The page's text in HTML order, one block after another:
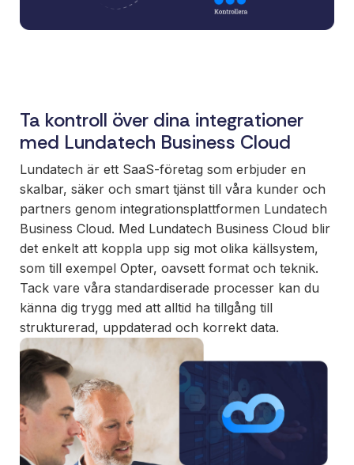
paketera
marknader,
ni äger
affären, vi
bygger och
underhåller.
Ta kontroll över dina integrationer
med Lundatech Business Cloud
Lundatech är ett SaaS-företag som erbjuder en
skalbar, säker och smart tjänst till våra kunder och
partners genom integrationsplattformen Lundatech
Business Cloud. Med Lundatech Business Cloud blir
det enkelt att koppla upp sig mot olika källsystem,
som till exempel Opter, oavsett format och teknik.
Tack vare våra standardiserade processer kan du
känna dig trygg med att alltid ha tillgång till
strukturerad, uppdaterad och korrekt data.